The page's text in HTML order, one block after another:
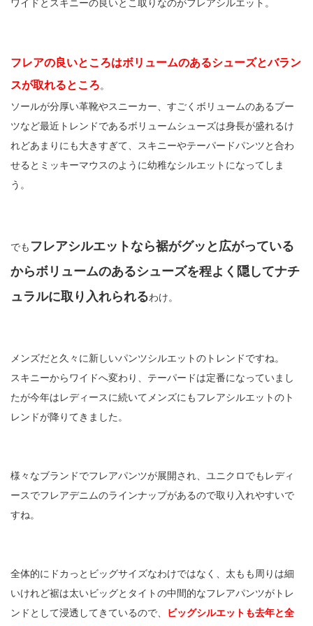
ワイドとスキニーの良いとこ取りなのがフレアシルエット。
フレアの良いところはボリュームのあるシューズとバラン
スが取れるところ。
ソールが分厚い革靴やスニーカー、すごくボリュームのあるブー
ツなど最近トレンドであるボリュームシューズは身長が盛れるけ
れどあまりにも大きすぎて、スキニーやテーパードパンツと合わ
せるとミッキーマウスのように幼稚なシルエットになってしま
う。
でも フレアシルエットなら裾がグッと広がっている
からボリュームのあるシューズを程よく隠してナチ
ュラルに取り入れられるわけ。
メンズだと久々に新しいパンツシルエットのトレンドですね。
スキニーからワイドへ変わり、テーパードは定番になっていまし
たが今年はレディースに続いてメンズにもフレアシルエットのト
レンドが降りてきました。
様々なブランドでフレアパンツが展開され、ユニクロでもレディ
ースでフレアデニムのラインナップがあるので取り入れやすいで
すね。
全体的にドカっとビッグサイズなわけではなく、太もも周りは細
いけれど裾は太いビッグとタイトの中間的なフレアパンツがトレ
ンドとして浸透してきているので、
ビッグシルエットも去年と全